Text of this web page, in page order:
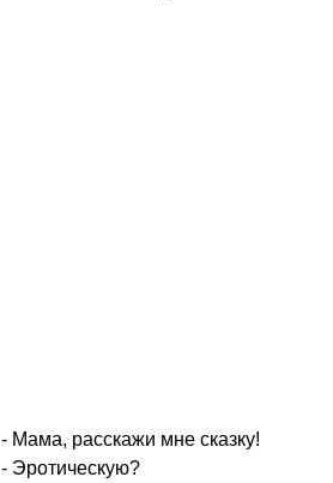
- Мама, расскажи мне сказку!
- Эротическую?